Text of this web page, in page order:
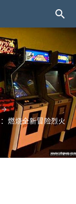
燃烧全新冒险烈火